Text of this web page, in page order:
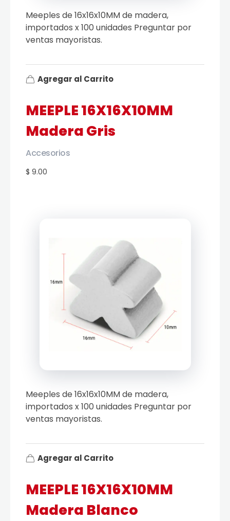
MEEPLE 16X16X10MM
Madera Gris
$ 9.00
Accesorios
Meeples de 16x16x10MM de madera,
importados x 100 unidades Preguntar por
ventas mayoristas.
Agregar al Carrito
MEEPLE 16X16X10MM
Madera Blanco
Meeples de 16x16x10MM de madera,
importados x 100 unidades Preguntar por
ventas mayoristas.
Agregar al Carrito